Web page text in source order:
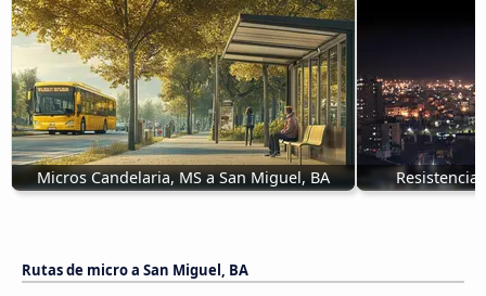
Micros Candelaria, MS a San Miguel, BA Resistencia
Rutas de micro a San Miguel, BA